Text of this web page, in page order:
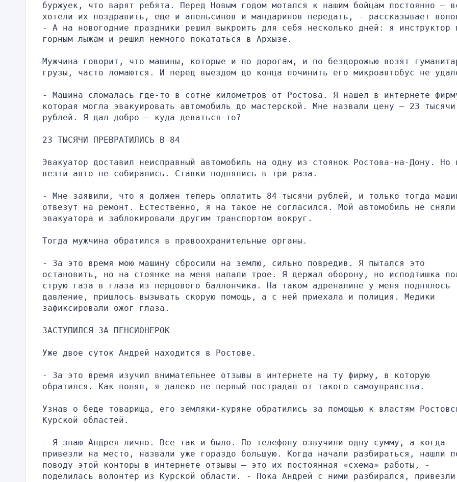
буржуек, что варят ребята. Перед Новым годом мотался к нашим бойцам постоянно —
хотели их поздравить, еще и апельсинов и мандаринов передать, - рассказывает
- А на новогодние праздники решил выкроить для себя несколько дней: я инструктор
горным лыжам и решил немного покататься в Архызе.
Мужчина говорит, что машины, которые и по дорогам, и по бездорожью возят
грузы, часто ломаются. И перед выездом до конца починить его микроавтобус не
- Машина сломалась где-то в сотне километров от Ростова. Я нашел в интернете
которая могла эвакуировать автомобиль до мастерской. Мне назвали цену — 23 тысячи
рублей. Я дал добро — куда деваться-то?
23 ТЫСЯЧИ ПРЕВРАТИЛИСЬ В 84
Эвакуатор доставил неисправный автомобиль на одну из стоянок Ростова-на-Дону. Но
везти авто не собирались. Ставки поднялись в три раза.
- Мне заявили, что я должен теперь оплатить 84 тысячи рублей, и только тогда
отвезут на ремонт. Естественно, я на такое не согласился. Мой автомобиль не
эвакуатора и заблокировали другим транспортом вокруг.
Тогда мужчина обратился в правоохранительные органы.
- За это время мою машину сбросили на землю, сильно повредив. Я пытался это
остановить, но на стоянке на меня напали трое. Я держал оборону, но исподтишка
струю газа в глаза из перцового баллончика. На таком адреналине у меня поднялось
давление, пришлось вызывать скорую помощь, а с ней приехала и полиция. Медики
зафиксировали ожог глаза.
ЗАСТУПИЛСЯ ЗА ПЕНСИОНЕРОК
Уже двое суток Андрей находится в Ростове.
- За это время изучил внимательнее отзывы в интернете на ту фирму, в которую
обратился. Как понял, я далеко не первый пострадал от такого самоуправства.
Узнав о беде товарища, его земляки-куряне обратились за помощью к властям
Курской областей.
- Я знаю Андрея лично. Все так и было. По телефону озвучили одну сумму, а когда
привезли на место, назвали уже гораздо большую. Когда начали разбираться, нашли
поводу этой конторы в интернете отзывы — это их постоянная «схема» работы, -
поделилась волонтер из Курской области. - Пока Андрей с ними разбирался, привезли